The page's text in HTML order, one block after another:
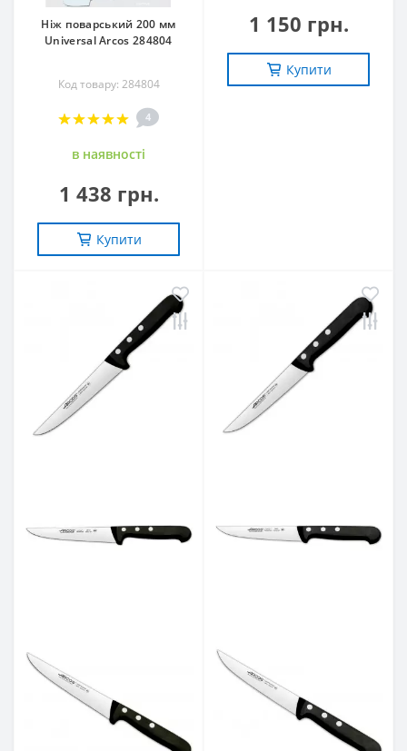
Ніж поварський 200 мм
Universal Arcos 284804
Код товару: 284804
4
в наявностi
1 438 грн.
Купити
1 150 грн.
Купити